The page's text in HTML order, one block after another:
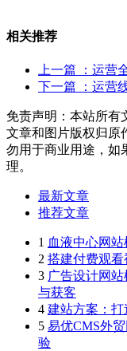
相关推荐
上一篇
：运营
下一篇
：运营
免责声明：本站所有
文章和图片版权归原
勿用于商业用途，如
理。
最新文章
推荐文章
1 血液中心网
2 搭建付费观
3 广告设计网
与获客
4 建站方案：
5 易优CMS外
验